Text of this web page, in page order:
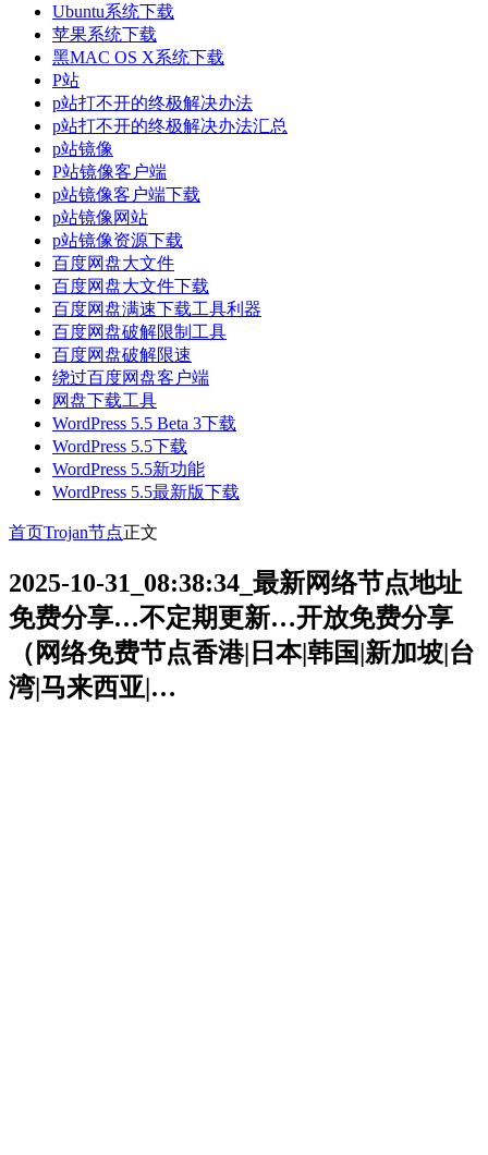
Ubuntu系统下载
苹果系统下载
黑MAC OS X系统下载
P站
p站打不开的终极解决办法
p站打不开的终极解决办法汇总
p站镜像
P站镜像客户端
p站镜像客户端下载
p站镜像网站
p站镜像资源下载
百度网盘大文件
百度网盘大文件下载
百度网盘满速下载工具利器
百度网盘破解限制工具
百度网盘破解限速
绕过百度网盘客户端
网盘下载工具
WordPress 5.5 Beta 3下载
WordPress 5.5下载
WordPress 5.5新功能
WordPress 5.5最新版下载
首页Trojan节点正文
2025-10-31_08:38:34_最新网络节点地址
免费分享…不定期更新…开放免费分享
（网络免费节点香港|日本|韩国|新加坡|台
湾|马来西亚|…